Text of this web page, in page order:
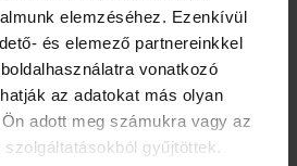
elemzéséhez. Ezenkívül
és elemező partnereinkkel
vonatkozó
az adatokat más olyan
adott meg számukra vagy az
gyűjtöttek.
Knorr
tyúkhúsleveskocka 6 x
10 g (60 g)